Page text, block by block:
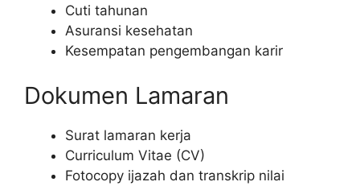
Cuti tahunan
Asuransi kesehatan
Kesempatan pengembangan karir
Dokumen Lamaran
Surat lamaran kerja
Curriculum Vitae (CV)
Fotocopy ijazah dan transkrip nilai